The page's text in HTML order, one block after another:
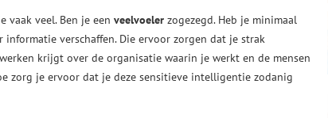
vaak veel. Ben je een veelvoeler zogezegd. Heb je minimaal
verschaffen. Die ervoor zorgen dat je strak
krijgt over de organisatie waarin je werkt en de mensen
zorg je ervoor dat je deze sensitieve intelligentie zodanig